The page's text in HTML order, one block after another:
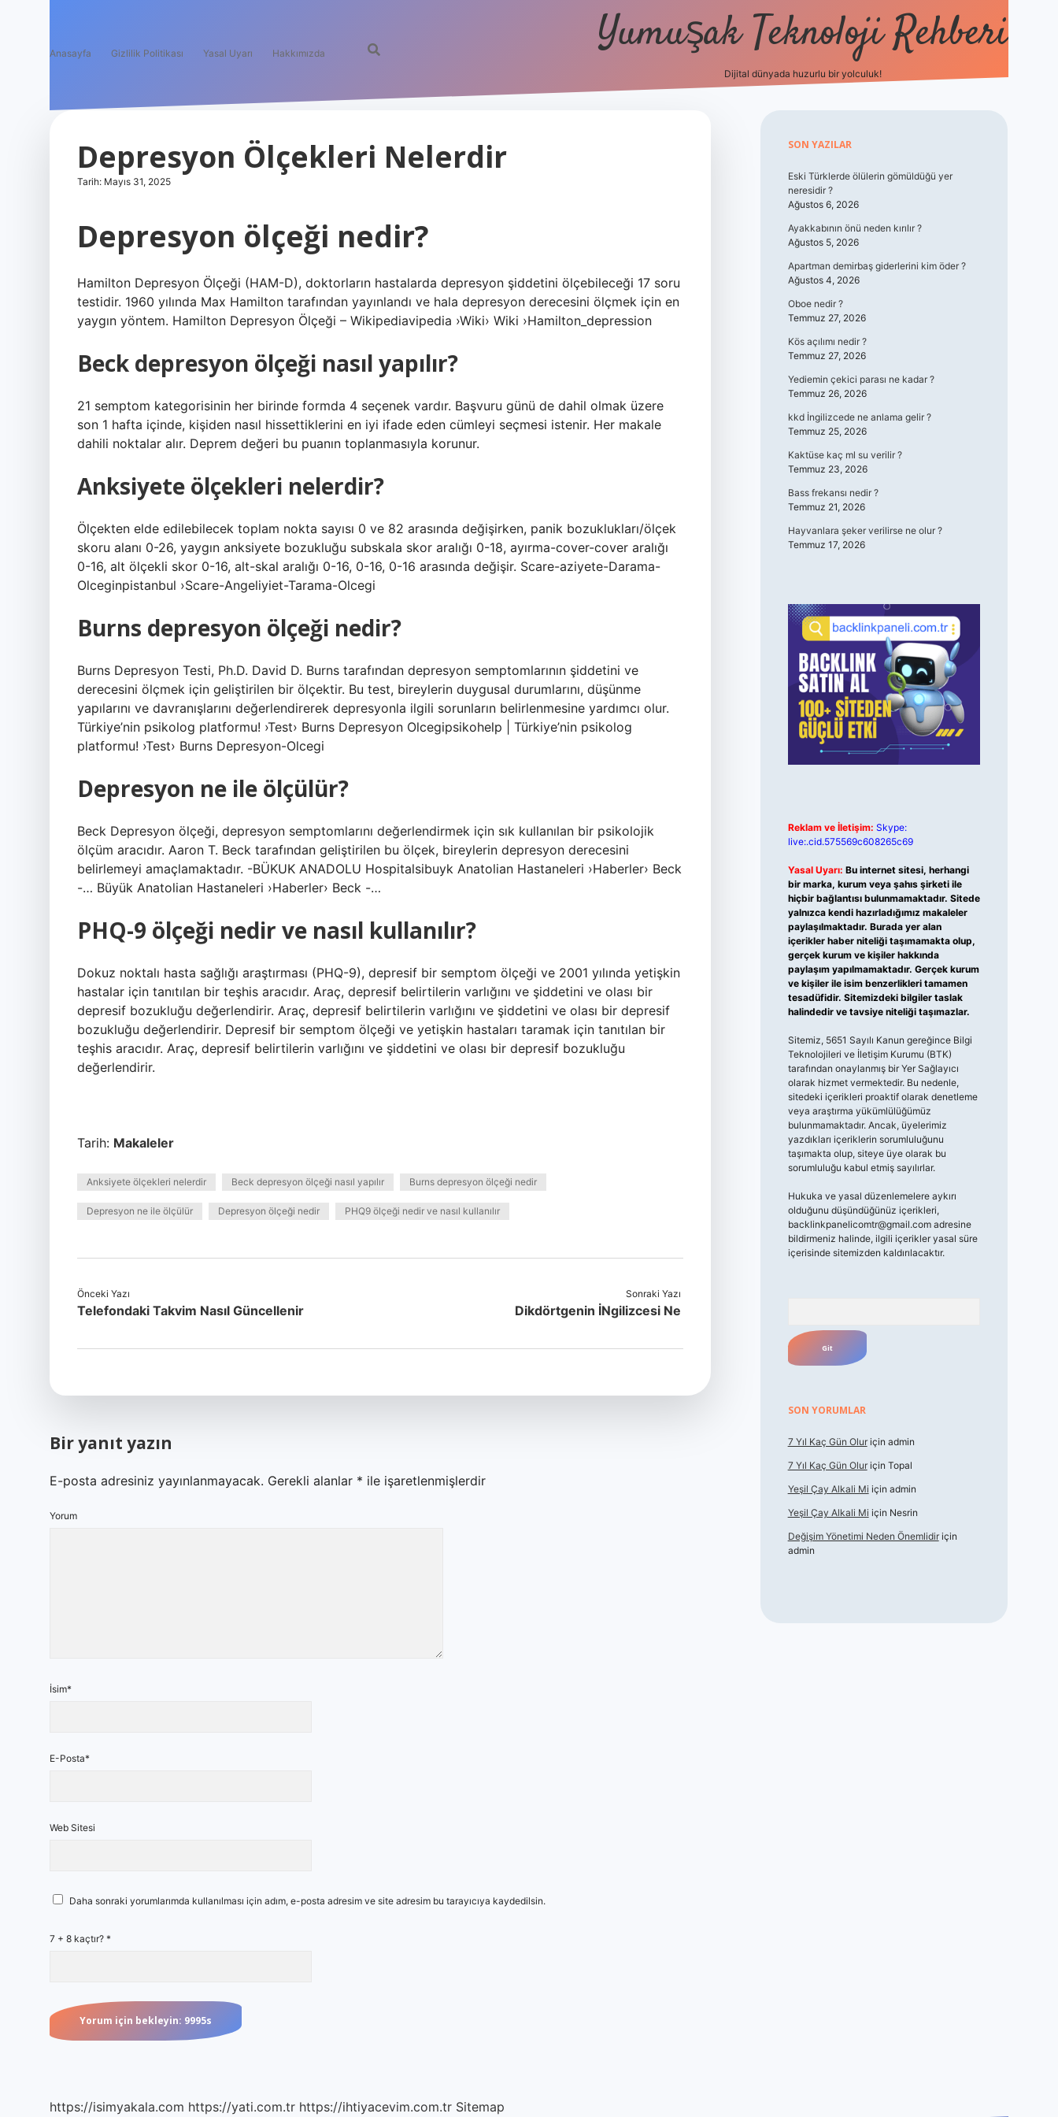
Anasayfa Gizlilik Politikası Yasal Uyarı Hakkımızda Yumuşak Teknoloji Rehberi
Dijital dünyada huzurlu bir yolculuk!
Depresyon Ölçekleri Nelerdir
Tarih: Mayıs 31, 2025
Depresyon ölçeği nedir?
Hamilton Depresyon Ölçeği (HAM-D), doktorların hastalarda depresyon şiddetini ölçebileceği 17 soru
testidir. 1960 yılında Max Hamilton tarafından yayınlandı ve hala depresyon derecesini ölçmek için en
yaygın yöntem. Hamilton Depresyon Ölçeği – Wikipediavipedia ›Wiki› Wiki ›Hamilton_depression
Beck depresyon ölçeği nasıl yapılır?
21 semptom kategorisinin her birinde formda 4 seçenek vardır. Başvuru günü de dahil olmak üzere
son 1 hafta içinde, kişiden nasıl hissettiklerini en iyi ifade eden cümleyi seçmesi istenir. Her makale
dahili noktalar alır. Deprem değeri bu puanın toplanmasıyla korunur.
Anksiyete ölçekleri nelerdir?
Ölçekten elde edilebilecek toplam nokta sayısı 0 ve 82 arasında değişirken, panik bozuklukları/ölçek
skoru alanı 0-26, yaygın anksiyete bozukluğu subskala skor aralığı 0-18, ayırma-cover-cover aralığı
0-16, alt ölçekli skor 0-16, alt-skal aralığı 0-16, 0-16, 0-16 arasında değişir. Scare-aziyete-Darama-
Olceginpistanbul ›Scare-Angeliyiet-Tarama-Olcegi
Burns depresyon ölçeği nedir?
Burns Depresyon Testi, Ph.D. David D. Burns tarafından depresyon semptomlarının şiddetini ve
derecesini ölçmek için geliştirilen bir ölçektir. Bu test, bireylerin duygusal durumlarını, düşünme
yapılarını ve davranışlarını değerlendirerek depresyonla ilgili sorunların belirlenmesine yardımcı olur.
Türkiye’nin psikolog platformu! ›Test› Burns Depresyon Olcegipsikohelp | Türkiye’nin psikolog
platformu! ›Test› Burns Depresyon-Olcegi
Depresyon ne ile ölçülür?
Beck Depresyon ölçeği, depresyon semptomlarını değerlendirmek için sık kullanılan bir psikolojik
ölçüm aracıdır. Aaron T. Beck tarafından geliştirilen bu ölçek, bireylerin depresyon derecesini
belirlemeyi amaçlamaktadır. -BÜKUK ANADOLU Hospitalsibuyk Anatolian Hastaneleri ›Haberler› Beck
-… Büyük Anatolian Hastaneleri ›Haberler› Beck -…
PHQ-9 ölçeği nedir ve nasıl kullanılır?
Dokuz noktalı hasta sağlığı araştırması (PHQ-9), depresif bir semptom ölçeği ve 2001 yılında yetişkin
hastalar için tanıtılan bir teşhis aracıdır. Araç, depresif belirtilerin varlığını ve şiddetini ve olası bir
depresif bozukluğu değerlendirir. Araç, depresif belirtilerin varlığını ve şiddetini ve olası bir depresif
bozukluğu değerlendirir. Depresif bir semptom ölçeği ve yetişkin hastaları taramak için tanıtılan bir
teşhis aracıdır. Araç, depresif belirtilerin varlığını ve şiddetini ve olası bir depresif bozukluğu
değerlendirir.
Tarih: Makaleler
Anksiyete ölçekleri nelerdir Beck depresyon ölçeği nasıl yapılır Burns depresyon ölçeği nedir
Depresyon ne ile ölçülür Depresyon ölçeği nedir PHQ9 ölçeği nedir ve nasıl kullanılır
Önceki Yazı
Telefondaki Takvim Nasıl Güncellenir
Sonraki Yazı
Dikdörtgenin İNgilizcesi Ne
Bir yanıt yazın
E-posta adresiniz yayınlanmayacak. Gerekli alanlar * ile işaretlenmişlerdir
Yorum
İsim*
E-Posta*
Web Sitesi
Daha sonraki yorumlarımda kullanılması için adım, e-posta adresim ve site adresim bu tarayıcıya kaydedilsin.
7 + 8 kaçtır? *
https://isimyakala.com https://yati.com.tr https://ihtiyacevim.com.tr Sitemap
Sidebar
SON YAZILAR
Eski Türklerde ölülerin gömüldüğü yer
neresidir ?
Ağustos 6, 2026
Ayakkabının önü neden kırılır ?
Ağustos 5, 2026
Apartman demirbaş giderlerini kim öder ?
Ağustos 4, 2026
Oboe nedir ?
Temmuz 27, 2026
Kös açılımı nedir ?
Temmuz 27, 2026
Yediemin çekici parası ne kadar ?
Temmuz 26, 2026
kkd İngilizcede ne anlama gelir ?
Temmuz 25, 2026
Kaktüse kaç ml su verilir ?
Temmuz 23, 2026
Bass frekansı nedir ?
Temmuz 21, 2026
Hayvanlara şeker verilirse ne olur ?
Temmuz 17, 2026
Reklam ve İletişim: Skype:
live:.cid.575569c608265c69
Yasal Uyarı: Bu internet sitesi, herhangi
bir marka, kurum veya şahıs şirketi ile
hiçbir bağlantısı bulunmamaktadır. Sitede
yalnızca kendi hazırladığımız makaleler
paylaşılmaktadır. Burada yer alan
içerikler haber niteliği taşımamakta olup,
gerçek kurum ve kişiler hakkında
paylaşım yapılmamaktadır. Gerçek kurum
ve kişiler ile isim benzerlikleri tamamen
tesadüfidir. Sitemizdeki bilgiler taslak
halindedir ve tavsiye niteliği taşımazlar.
Sitemiz, 5651 Sayılı Kanun gereğince Bilgi
Teknolojileri ve İletişim Kurumu (BTK)
tarafından onaylanmış bir Yer Sağlayıcı
olarak hizmet vermektedir. Bu nedenle,
sitedeki içerikleri proaktif olarak denetleme
veya araştırma yükümlülüğümüz
bulunmamaktadır. Ancak, üyelerimiz
yazdıkları içeriklerin sorumluluğunu
taşımakta olup, siteye üye olarak bu
sorumluluğu kabul etmiş sayılırlar.
Hukuka ve yasal düzenlemelere aykırı
olduğunu düşündüğünüz içerikleri,
backlinkpanelicomtr@gmail.comadresine
bildirmeniz halinde, ilgili içerikler yasal süre
içerisinde sitemizden kaldırılacaktır.
SON YORUMLAR
7 Yıl Kaç Gün Oluriçin admin
7 Yıl Kaç Gün Oluriçin Topal
Yeşil Çay Alkali Mi için admin
Yeşil Çay Alkali Mi için Nesrin
Değişim Yönetimi Neden Önemlidiriçin
admin